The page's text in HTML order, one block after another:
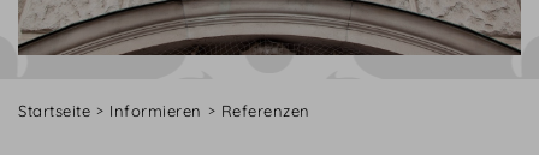
Startseite Informieren Referenzen